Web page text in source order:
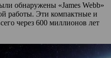
обнаружены «James Webb»
работы. Эти компактные и
через 600 миллионов лет